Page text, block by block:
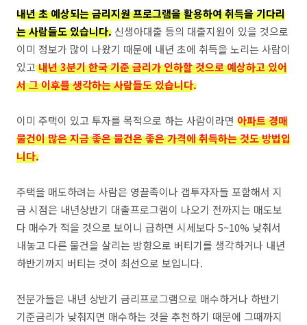
내년 초 예상되는 금리지원 프로그램을 활용하여 취득을 기다리
는 사람들도 있습니다. 신생아대출 등의 대출지원이 있을 것으로
이미 정보가 많이 나왔기 때문에 내년 초에 취득을 노리는 사람이
있고내년 3분기 한국 기준 금리가 인하할 것으로 예상하고 있어
서 그 이후를 생각하는 사람들도 있습니다.
이미 주택이 있고 투자를 목적으로 하는 사람이라면 아파트 경매
물건이 많은 지금 좋은 물건은 좋은 가격에 취득하는 것도 방법입
니다.
주택을 매도하려는 사람은 영끌족이나 갭투자자들 포함해서 지
금 시점은 내년상반기 대출프로그램이 나오기 전까지는 매도보
다 매수가 적을 것으로 보이니 급하면 시세보다 5~10% 낮춰서
내놓고 다른 물건을 살리는 방향으로 버티기를 생각하거나 내년
하반기까지 버티는 것이 최선으로 보입니다.
전문가들은 내년 상반기 금리프로그램으로 매수하거나 하반기
기준금리가 낮춰지면 매수하는 것을 추천하기 때문에 그때까지